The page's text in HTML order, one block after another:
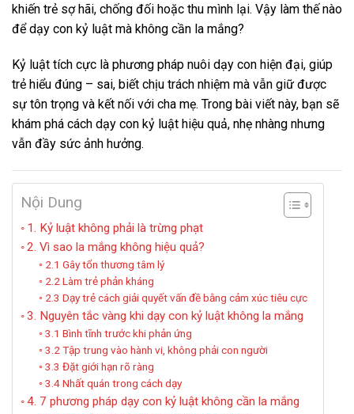
khiến trẻ sợ hãi, chống đối hoặc thu mình lại. Vậy làm thế nào
để dạy con kỷ luật mà không cần la mắng?
Kỷ luật tích cực là phương pháp nuôi dạy con hiện đại, giúp
trẻ hiểu đúng – sai, biết chịu trách nhiệm mà vẫn giữ được
sự tôn trọng và kết nối với cha mẹ. Trong bài viết này, bạn sẽ
khám phá cách dạy con kỷ luật hiệu quả, nhẹ nhàng nhưng
vẫn đầy sức ảnh hưởng.
Nội Dung
1. Kỷ luật không phải là trừng phạt
2. Vì sao la mắng không hiệu quả?
2.1 Gây tổn thương tâm lý
2.2 Làm trẻ phản kháng
2.3 Dạy trẻ cách giải quyết vấn đề bằng cảm xúc tiêu cực
3. Nguyên tắc vàng khi dạy con kỷ luật không la mắng
3.1 Bình tĩnh trước khi phản ứng
3.2 Tập trung vào hành vi, không phải con người
3.3 Đặt giới hạn rõ ràng
3.4 Nhất quán trong cách dạy
4. 7 phương pháp dạy con kỷ luật không cần la mắng